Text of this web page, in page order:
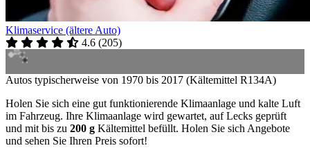
Klimaservice (ältere Auto)
4.6 (205)
Autos typischerweise von 1970 bis 2017 (Kältemittel R134A)
Holen Sie sich eine gut funktionierende Klimaanlage und kalte Luft
im Fahrzeug. Ihre Klimaanlage wird gewartet, auf Lecks geprüft
und mit bis zu 200 g Kältemittel befüllt. Holen Sie sich Angebote
und sehen Sie Ihren Preis sofort!